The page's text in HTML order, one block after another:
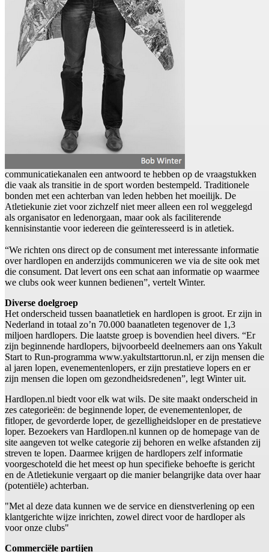
communicatiekanalen een antwoord te hebben op de vraagstukken
die vaak als transitie in de sport worden bestempeld. Traditionele
bonden met een achterban van leden hebben het moeilijk. De
Atletiekunie ziet voor zichzelf niet meer alleen een rol weggelegd
als organisator en ledenorgaan, maar ook als faciliterende
kennisinstantie voor iedereen die geïnteresseerd is in atletiek.
“We richten ons direct op de consument met interessante informatie
over hardlopen en anderzijds communiceren we via de site ook met
die consument. Dat levert ons een schat aan informatie op waarmee
we clubs ook weer kunnen bedienen”, vertelt Winter.
Diverse doelgroep
Het onderscheid tussen baanatletiek en hardlopen is groot. Er zijn in
Nederland in totaal zo’n 70.000 baanatleten tegenover de 1,3
miljoen hardlopers. Die laatste groep is bovendien heel divers. “Er
zijn beginnende hardlopers, bijvoorbeeld deelnemers aan ons Yakult
Start to Run-programma www.yakultstarttorun.nl, er zijn mensen die
al jaren lopen, evenementenlopers, er zijn prestatieve lopers en er
zijn mensen die lopen om gezondheidsredenen”, legt Winter uit.
Hardlopen.nl biedt voor elk wat wils. De site maakt onderscheid in
zes categorieën: de beginnende loper, de evenementenloper, de
fitloper, de gevorderde loper, de gezelligheidsloper en de prestatieve
loper. Bezoekers van Hardlopen.nl kunnen op de homepage van de
site aangeven tot welke categorie zij behoren en welke afstanden zij
streven te lopen. Daarmee krijgen de hardlopers zelf informatie
voorgeschoteld die het meest op hun specifieke behoefte is gericht
en de Atletiekunie vergaart op die manier belangrijke data over haar
(potentiële) achterban.
"Met al deze data kunnen we de service en dienstverlening op een
klantgerichte wijze inrichten, zowel direct voor de hardloper als
voor onze clubs"
Commerciële partijen